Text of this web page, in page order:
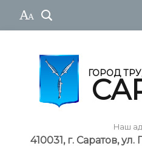
ГОРОД
Наш
410031, г. Саратов,